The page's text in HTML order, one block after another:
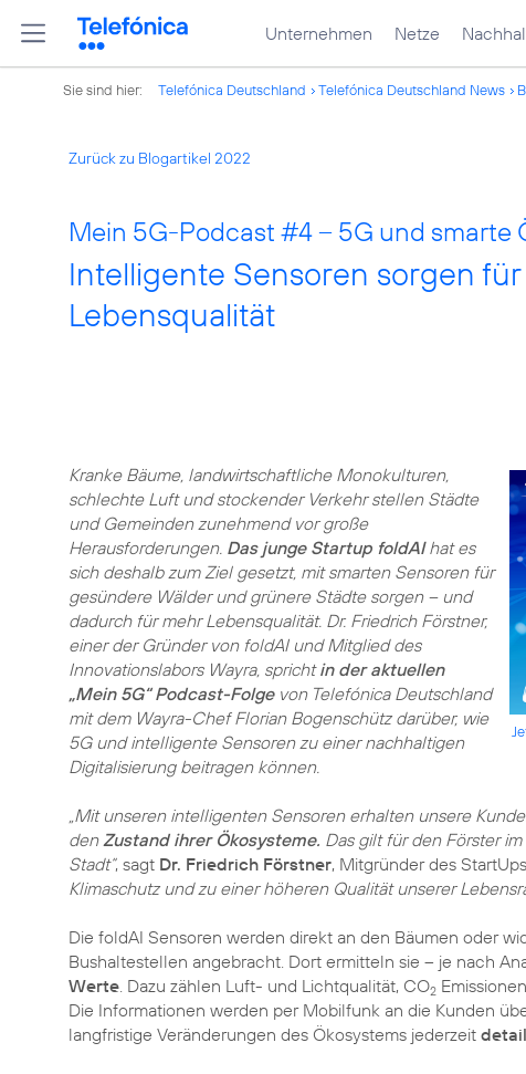
Unternehmen Netze
Sie sind hier: Telefónica Deutschland Telefónica Deutschland News
Zurück zu Blogartikel 2022
Mein 5G-Podcast #4 – 5G und smarte
Intelligente Sensoren sorgen
Lebensqualität
Kranke Bäume, landwirtschaftliche Monokulturen,
schlechte Luft und stockender Verkehr stellen Städte
und Gemeinden zunehmend vor große
Herausforderungen. Das junge Startup foldAIhat es
sich deshalb zum Ziel gesetzt, mit smarten Sensoren für
gesündere Wälder und grünere Städte sorgen – und
dadurch für mehr Lebensqualität. Dr. Friedrich Förstner,
einer der Gründer von foldAI und Mitglied des
Innovationslabors Wayra, sprichtin der aktuellen
„Mein 5G“ Podcast-Folgevon Telefónica Deutschland
mit dem Wayra-Chef Florian Bogenschütz darüber, wie
5G und intelligente Sensoren zu einer nachhaltigen
Digitalisierung beitragen können.
„Mit unseren intelligenten Sensoren erhalten unsere
denZustand ihrer Ökosysteme. Das gilt für den Förster
Stadt“, sagt Dr. Friedrich Förstner, Mitgründer des
Klimaschutz und zu einer höheren Qualität unserer
Die foldAI Sensoren werden direkt an den Bäumen oder
Bushaltestellen angebracht. Dort ermitteln sie – je nach
Werte. Dazu zählen Luft- und Lichtqualität, CO2
Die Informationen werden per Mobilfunk an die Kunden
langfristige Veränderungen des Ökosystems jederzeit